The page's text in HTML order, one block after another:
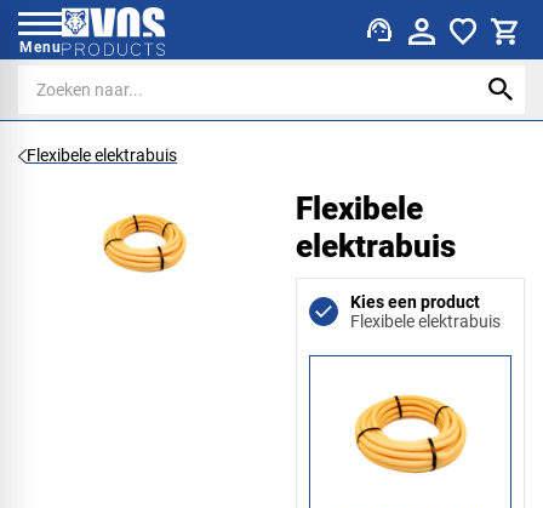
Menu support_agent
Flexibele elektrabuis
Flexibele
elektrabuis
Kies een product
Flexibele elektrabuis